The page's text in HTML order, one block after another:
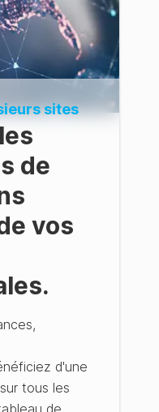
sites
de
vos
d'une
tous les
de